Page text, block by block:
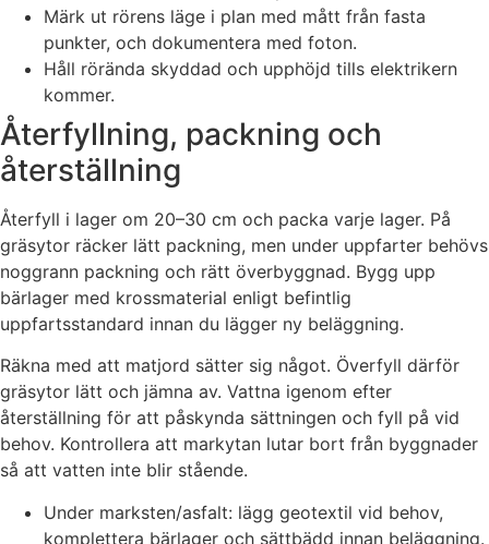
Märk ut rörens läge i plan med mått från fasta
punkter, och dokumentera med foton.
Håll rörända skyddad och upphöjd tills elektrikern
kommer.
Återfyllning, packning och
återställning
Återfyll i lager om 20–30 cm och packa varje lager. På
gräsytor räcker lätt packning, men under uppfarter behövs
noggrann packning och rätt överbyggnad. Bygg upp
bärlager med krossmaterial enligt befintlig
uppfartsstandard innan du lägger ny beläggning.
Räkna med att matjord sätter sig något. Överfyll därför
gräsytor lätt och jämna av. Vattna igenom efter
återställning för att påskynda sättningen och fyll på vid
behov. Kontrollera att markytan lutar bort från byggnader
så att vatten inte blir stående.
Under marksten/asfalt: lägg geotextil vid behov,
komplettera bärlager och sättbädd innan beläggning.